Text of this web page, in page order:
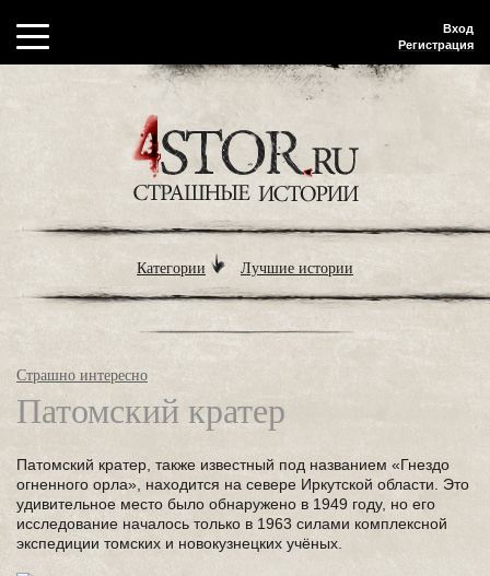
Вход
Регистрация
Категории Лучшие истории
Страшно интересно
Патомский кратер
Патомский кратер, также известный под названием «Гнездо
огненного орла», находится на севере Иркутской области. Это
удивительное место было обнаружено в 1949 году, но его
исследование началось только в 1963 силами комплексной
экспедиции томских и новокузнецких учёных.